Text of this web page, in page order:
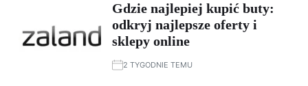
Gdzie najlepiej kupić buty:
odkryj najlepsze oferty i
sklepy online
2 TYGODNIE TEMU